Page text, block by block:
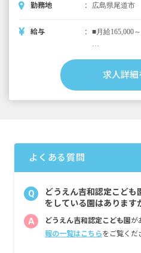
勤務地 広島県尾道市
給与 ■月給165,000～
■賞与：計3か
求人詳細
よくある質問
Q
どうえん吉和認定こども
をしている園はあります
A どうえん吉和認定こども園が
報の一覧はこちらをご覧くだ